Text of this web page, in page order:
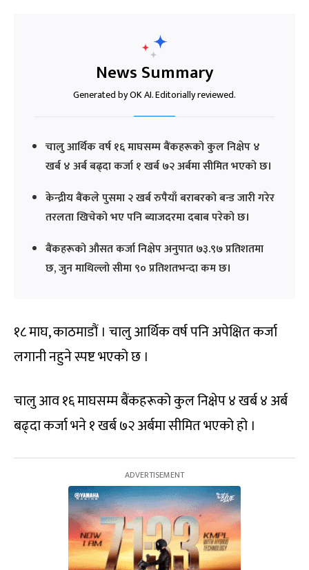
News Summary
Generated by OK AI. Editorially reviewed.
चालु आर्थिक वर्ष १६ माघसम्म बैंकहरूको कुल निक्षेप ४
खर्ब ४ अर्ब बढ्दा कर्जा १ खर्ब ७२ अर्बमा सीमित भएको छ।
केन्द्रीय बैंकले पुसमा २ खर्ब रुपैयाँ बराबरको बन्ड जारी गरेर
तरलता खिचेको भए पनि ब्याजदरमा दबाब परेको छ।
बैंकहरूको औसत कर्जा निक्षेप अनुपात ७३.९७ प्रतिशतमा
छ, जुन माथिल्लो सीमा ९० प्रतिशतभन्दा कम छ।
१८ माघ, काठमाडौं । चालु आर्थिक वर्ष पनि अपेक्षित कर्जा
लगानी नहुने स्पष्ट भएको छ ।
चालु आव १६ माघसम्म बैंकहरूको कुल निक्षेप ४ खर्ब ४ अर्ब
बढ्दा कर्जा भने १ खर्ब ७२ अर्बमा सीमित भएको हो ।